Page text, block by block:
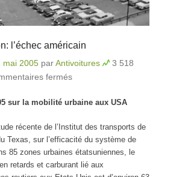
l’échec américain
mai 2005 parAntivoitures
3 518
fermés
sur la mobilité urbaine aux USA
récente de l’Institut des transports de
Texas, sur l’efficacité du système de
85 zones urbaines étatsuniennes, le
retards et carburant lié aux